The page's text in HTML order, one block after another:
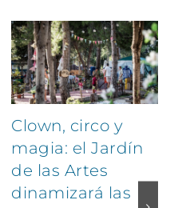
Clown, circo y
magia: el Jardín
de las Artes
dinamizará las